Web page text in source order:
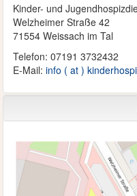
Kinder- und
Welzheimer Straße 42
71554 Weissach im Tal
Telefon: 07191 3732432
E-Mail: info ( at )